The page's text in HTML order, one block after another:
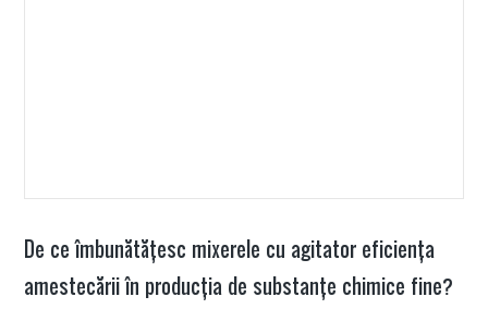
De ce îmbunătățesc mixerele cu agitator eficiența
amestecării în producția de substanțe chimice fine?